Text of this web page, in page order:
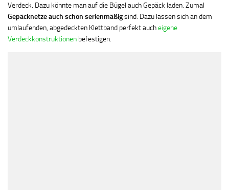
Verdeck. Dazu könnte man auf die Bügel auch Gepäck laden. Zumal
Gepäcknetze auch schon serienmäßigsind. Dazu lassen sich an dem
umlaufenden, abgedeckten Klettband perfekt aucheigene
Verdeckkonstruktionen befestigen.